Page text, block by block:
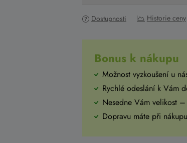
Dostupnosti Historie ceny
Bonus k nákupu
Možnost vyzkoušení u
Rychlé odeslání k Vám
Nesedne Vám velikost
Dopravu máte při